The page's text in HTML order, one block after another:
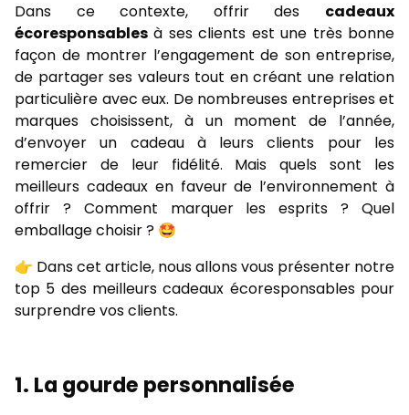
Dans ce contexte, offrir des cadeaux
écoresponsables à ses clients est une très bonne
façon de montrer l’engagement de son entreprise,
de partager ses valeurs tout en créant une relation
particulière avec eux. De nombreuses entreprises et
marques choisissent, à un moment de l’année,
d’envoyer un cadeau à leurs clients pour les
remercier de leur fidélité. Mais quels sont les
meilleurs cadeaux en faveur de l’environnement à
offrir ? Comment marquer les esprits ? Quel
emballage choisir ? 🤩
👉 Dans cet article, nous allons vous présenter notre
top 5 des meilleurs cadeaux écoresponsables pour
surprendre vos clients.
1. La gourde personnalisée